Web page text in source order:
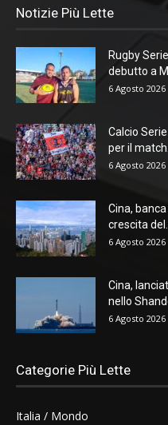
Notizie Più Lette
Rugby
debutto a
6 Agosto 2026
Calcio
per il match...
6 Agosto 2026
Cina,
crescita del...
6 Agosto 2026
Cina,
nello
6 Agosto 2026
Categorie Più Lette
Italia / Mondo